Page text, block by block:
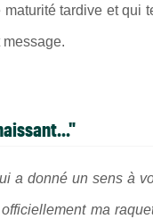
tardive et qui
a donné un sens à
ma